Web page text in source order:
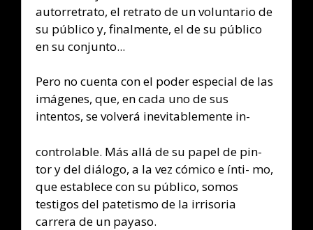
autorretrato, el retrato de un voluntario de
su público y, finalmente, el de su público
en su conjunto...
Pero no cuenta con el poder especial de las
imágenes, que, en cada uno de sus
intentos, se volverá inevitablemente in-
controlable. Más allá de su papel de pin-
tor y del diálogo, a la vez cómico e ínti- mo,
que establece con su público, somos
testigos del patetismo de la irrisoria
carrera de un payaso.